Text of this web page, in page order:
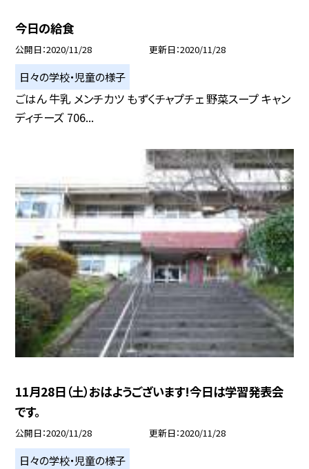
今日の給食
公開日 2020/11/28 更新日 2020/11/28
日々の学校・児童の様子
ごはん 牛乳 メンチカツ もずくチャプチェ 野菜スープ キャン
ディチーズ 706...
11月28日（土）おはようございます!今日は学習発表会
です。
公開日 2020/11/28 更新日 2020/11/28
日々の学校・児童の様子